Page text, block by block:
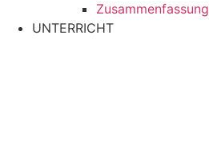
Zusammenfassung
UNTERRICHT